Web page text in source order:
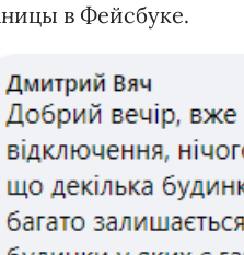
в Фейсбуке.